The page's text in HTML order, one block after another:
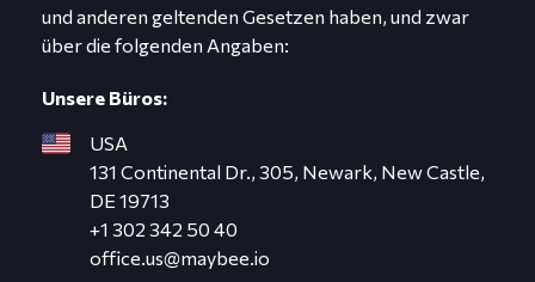
und anderen geltenden Gesetzen haben, und zwar
über die folgenden Angaben:
Unsere Büros:
USA
131 Continental Dr., 305, Newark, New Castle,
DE 19713
+1 302 342 50 40
office.us@maybee.io